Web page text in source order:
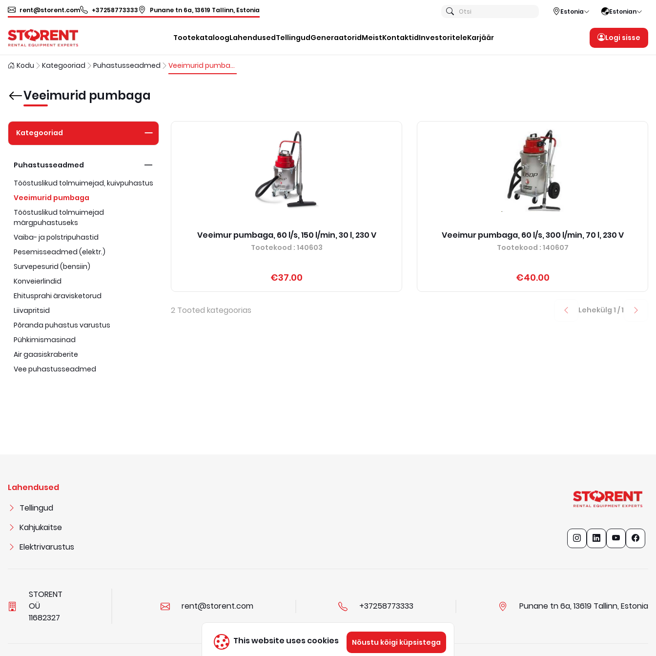
rent@storent.com +37258773333 Punane tn 6a, 13619 Tallinn, Estonia Otsi Estonia Estonian
TootekataloogLahendusedTellingudGeneraatoridMeistKontaktidInvestoriteleKarjäär Logi sisse
Kodu Kategooriad Puhastusseadmed Veeimurid pumbaga
Veeimurid pumbaga
Kategooriad
Puhastusseadmed
Tööstuslikud tolmuimejad, kuivpuhastus
Veeimurid pumbaga
Tööstuslikud tolmuimejad
märgpuhastuseks
Vaiba- ja polstripuhastid
Pesemisseadmed (elektr.)
Survepesurid (bensiin)
Konveierlindid
Ehitusprahi äravisketorud
Liivapritsid
Põranda puhastus varustus
Pühkimismasinad
Air gaasiskraberite
Vee puhastusseadmed
Veeimur pumbaga, 60 l/s, 150 l/min, 30 l, 230 V
Tootekood : 140603
€37.00
Veeimur pumbaga, 60 l/s, 300 l/min, 70 l, 230 V
Tootekood : 140607
€40.00
2 Tooted kategoorias Lehekülg 1 /1
Lahendused
Tellingud
Kahjukaitse
Elektrivarustus
STORENT
OÜ
11682327
rent@storent.com +37258773333 Punane tn 6a, 13619 Tallinn, Estonia
This website uses cookies Nõustu kõigi küpsistega